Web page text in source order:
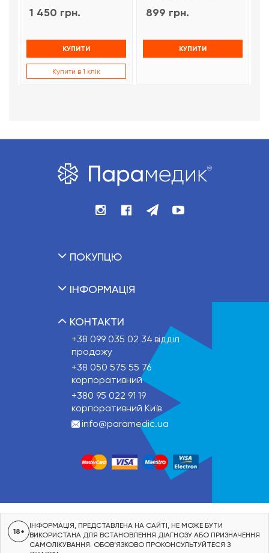
1 450 грн.
КУПИТИ
Купити в 1 клік
899 грн.
КУПИТИ
ПОКУПЦЮ
ІНФОРМАЦІЯ
КОНТАКТИ
+38 099 035 02 34 відділ
продажу
+38 050 575 55 76
корпоративний
+380 95 022 91 19
корпоративний Київ
info@paramedic.ua
18+
ІНФОРМАЦІЯ, ПРЕДСТАВЛЕНА НА САЙТІ, НЕ МОЖЕ БУТИ
ВИКОРИСТАНА ДЛЯ ВСТАНОВЛЕННЯ ДІАГНОЗУ АБО ПРИЗНАЧЕННЯ
САМОЛІКУВАННЯ. ОБОВ’ЯЗКОВО ПРОКОНСУЛЬТУЙТЕСЯ З